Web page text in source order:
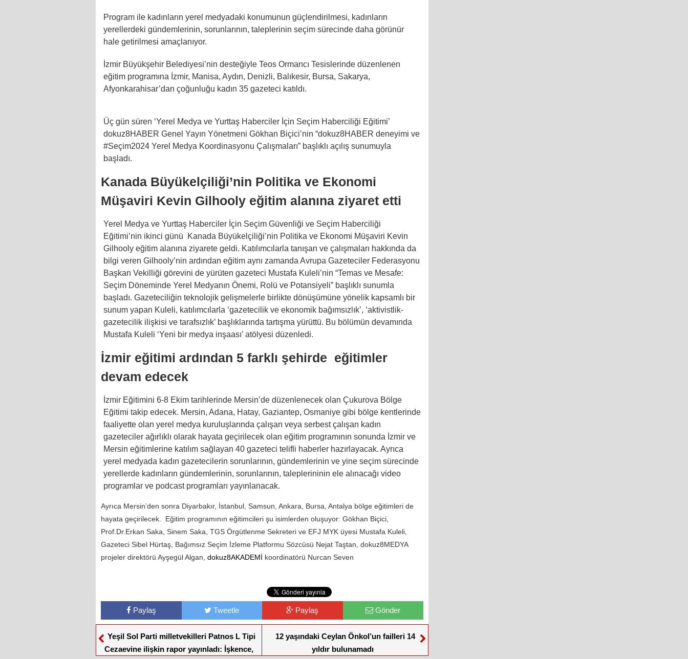
Program ile kadınların yerel medyadaki konumunun güçlendirilmesi, kadınların
yerellerdeki gündemlerinin, sorunlarının, taleplerinin seçim sürecinde daha görünür
hale getirilmesi amaçlanıyor.
İzmir Büyükşehir Belediyesi’nin desteğiyle Teos Ormancı Tesislerinde düzenlenen
eğitim programına İzmir, Manisa, Aydın, Denizli, Balıkesir, Bursa, Sakarya,
Afyonkarahisar’dan çoğunluğu kadın 35 gazeteci katıldı.
Üç gün süren ‘Yerel Medya ve Yurttaş Haberciler İçin Seçim Haberciliği Eğitimi’
dokuz8HABER Genel Yayın Yönetmeni Gökhan Biçici’nin “dokuz8HABER deneyimi ve
#Seçim2024 Yerel Medya Koordinasyonu Çalışmaları” başlıklı açılış sunumuyla
başladı.
Kanada Büyükelçiliği’nin Politika ve Ekonomi
Müşaviri Kevin Gilhooly eğitim alanına ziyaret etti
Yerel Medya ve Yurttaş Haberciler İçin Seçim Güvenliği ve Seçim Haberciliği
Eğitimi’nin ikinci günü Kanada Büyükelçiliği’nin Politika ve Ekonomi Müşaviri Kevin
Gilhooly eğitim alanına ziyarete geldi. Katılımcılarla tanışan ve çalışmaları hakkında da
bilgi veren Gilhooly’nin ardından eğitim aynı zamanda Avrupa Gazeteciler Federasyonu
Başkan Vekilliği görevini de yürüten gazeteci Mustafa Kuleli’nin “Temas ve Mesafe:
Seçim Döneminde Yerel Medyanın Önemi, Rolü ve Potansiyeli” başlıklı sunumla
başladı. Gazeteciliğin teknolojik gelişmelerle birlikte dönüşümüne yönelik kapsamlı bir
sunum yapan Kuleli, katılımcılarla ‘gazetecilik ve ekonomik bağımsızlık’, ‘aktivistlik-
gazetecilik ilişkisi ve tarafsızlık’ başlıklarında tartışma yürüttü. Bu bölümün devamında
Mustafa Kuleli ‘Yeni bir medya inşaası’ atölyesi düzenledi.
İzmir eğitimi ardından 5 farklı şehirde eğitimler
devam edecek
İzmir Eğitimini 6-8 Ekim tarihlerinde Mersin’de düzenlenecek olan Çukurova Bölge
Eğitimi takip edecek. Mersin, Adana, Hatay, Gaziantep, Osmaniye gibi bölge kentlerinde
faaliyette olan yerel medya kuruluşlarında çalışan veya serbest çalışan kadın
gazeteciler ağırlıklı olarak hayata geçirilecek olan eğitim programının sonunda İzmir ve
Mersin eğitimlerine katılım sağlayan 40 gazeteci telifli haberler hazırlayacak. Ayrıca
yerel medyada kadın gazetecilerin sorunlarının, gündemlerinin ve yine seçim sürecinde
yerellerde kadınların gündemlerinin, sorunlarının, taleplerininin ele alınacağı video
programlar ve podcast programları yayınlanacak.
Ayrıca Mersin’den sonra Diyarbakır, İstanbul, Samsun, Ankara, Bursa, Antalya bölge eğitimleri de
hayata geçirilecek. Eğitim programının eğitimcileri şu isimlerden oluşuyor: Gökhan Biçici,
Prof.Dr.Erkan Saka, Sinem Saka, TGS Örgütlenme Sekreteri ve EFJ MYK üyesi Mustafa Kuleli,
Gazeteci Sibel Hürtaş, Bağımsız Seçim İzleme Platformu Sözcüsü Nejat Taştan, dokuz8MEDYA
projeler direktörü Ayşegül Algan, dokuz8AKADEMİ koordinatörü Nurcan Seven
Paylaş Tweetle Paylaş Gönder
Yeşil Sol Parti milletvekilleri Patnos L Tipi
Cezaevine ilişkin rapor yayınladı: İşkence,
12 yaşındaki Ceylan Önkol’un failleri 14
yıldır bulunamadı